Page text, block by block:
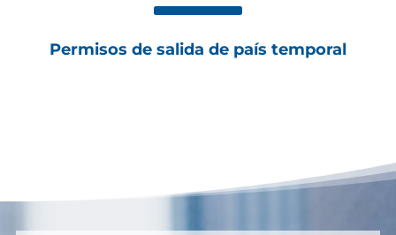
Permisos de salida de país temporal